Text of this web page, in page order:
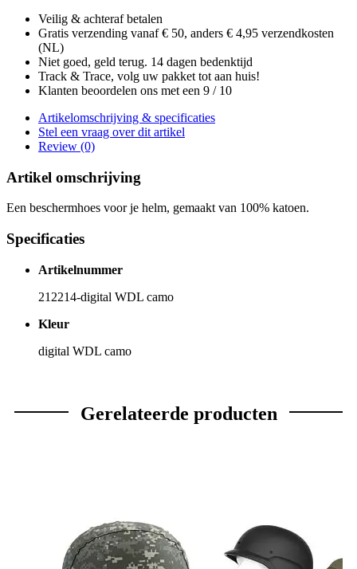
Veilig & achteraf betalen
Gratis verzending vanaf € 50, anders € 4,95 verzendkosten
(NL)
Niet goed, geld terug. 14 dagen bedenktijd
Track & Trace, volg uw pakket tot aan huis!
Klanten beoordelen ons met een 9 / 10
Artikelomschrijving & specificaties
Stel een vraag over dit artikel
Review (0)
Artikel omschrijving
Een beschermhoes voor je helm, gemaakt van 100% katoen.
Specificaties
Artikelnummer
212214-digital WDL camo
Kleur
digital WDL camo
Gerelateerde producten